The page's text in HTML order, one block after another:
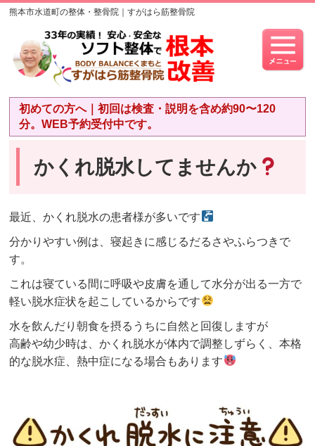
熊本市水道町の整体・整骨院｜すがはら筋整骨院
初めての方へ｜初回は検査・説明を含め約90〜120
分。WEB予約受付中です。
かくれ脱水してませんか
最近、かくれ脱水の患者様が多いです
分かりやすい例は、寝起きに感じるだるさやふらつきで
す。
これは寝ている間に呼吸や皮膚を通して水分が出る一方で
軽い脱水症状を起こしているからです
水を飲んだり朝食を摂るうちに自然と回復しますが
高齢や幼少時は、かくれ脱水が体内で調整しずらく、本格
的な脱水症、熱中症になる場合もあります